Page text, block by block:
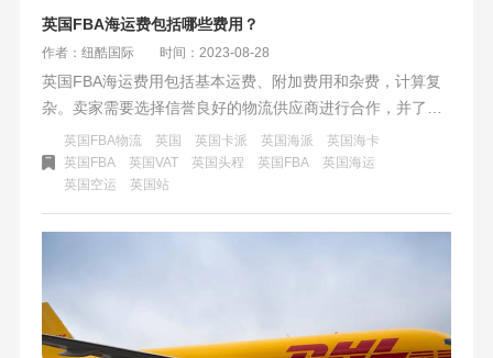
英国FBA海运费包括哪些费用？
作者：纽酷国际 时间：2023-08-28
英国FBA海运费用包括基本运费、附加费用和杂费，计算复
杂。卖家需要选择信誉良好的物流供应商进行合作，并了解
各种费用构成和计算方式。在运输过程中，密切关注货物状
态和进度，确保货物能够按时到达目的地并避免不必要的损
失和费用
英国FBA物流 英国 英国卡派 英国海派
英国海卡
英国FBA
英国VAT 英国头程 英国FBA
英国海运
英国空运
英国站